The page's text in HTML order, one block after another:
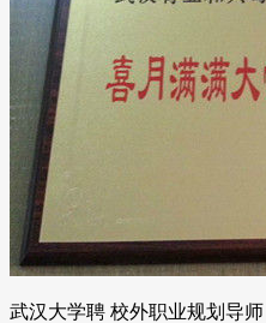
武汉大学聘 校外职业规划导